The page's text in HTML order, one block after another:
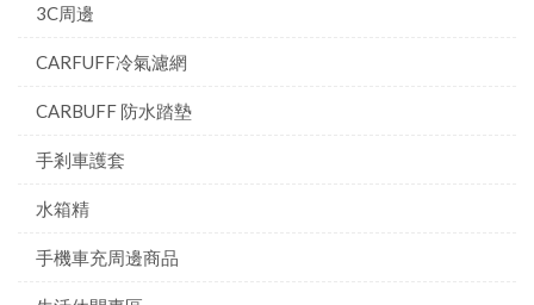
3C周邊
CARFUFF冷氣濾網
CARBUFF 防水踏墊
手剎車護套
水箱精
手機車充周邊商品